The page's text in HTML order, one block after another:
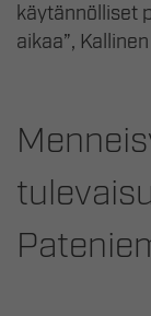
käytännölliset
aikaa”,